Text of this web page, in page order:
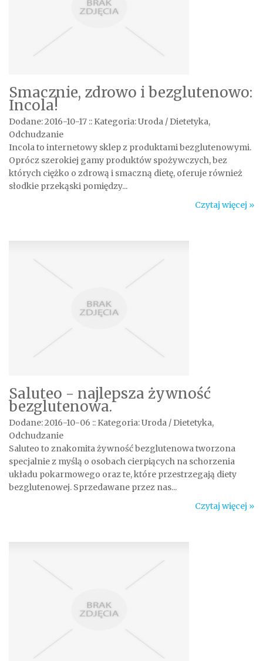
Smacznie, zdrowo i bezglutenowo:
Incola!
Dodane: 2016-10-17 :: Kategoria: Uroda / Dietetyka,
Odchudzanie
Incola to internetowy sklep z produktami bezglutenowymi.
Oprócz szerokiej gamy produktów spożywczych, bez
których ciężko o zdrową i smaczną dietę, oferuje również
słodkie przekąski pomiędzy...
Czytaj więcej »
Saluteo - najlepsza żywność
bezglutenowa.
Dodane: 2016-10-06 :: Kategoria: Uroda / Dietetyka,
Odchudzanie
Saluteo to znakomita żywność bezglutenowa tworzona
specjalnie z myślą o osobach cierpiących na schorzenia
układu pokarmowego oraz te, które przestrzegają diety
bezglutenowej. Sprzedawane przez nas...
Czytaj więcej »